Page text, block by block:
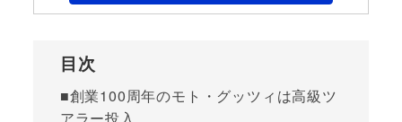
目次
■創業100周年のモト・グッツィは高級ツ
アラー投入